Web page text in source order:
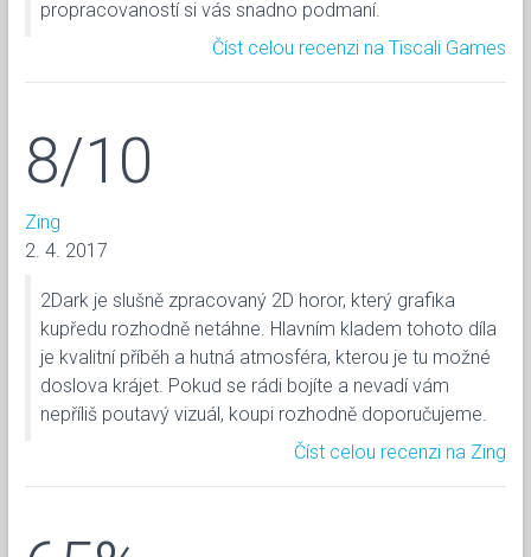
propracovaností si vás snadno podmaní.
Číst celou recenzi na Tiscali Games
8/10
Zing
2. 4. 2017
2Dark je slušně zpracovaný 2D horor, který grafika
kupředu rozhodně netáhne. Hlavním kladem tohoto díla
je kvalitní příběh a hutná atmosféra, kterou je tu možné
doslova krájet. Pokud se rádi bojíte a nevadí vám
nepříliš poutavý vizuál, koupi rozhodně doporučujeme.
Číst celou recenzi na Zing